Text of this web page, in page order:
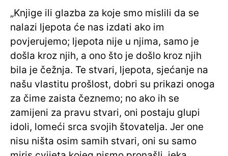
„Knjige ili glazba za koje smo mislili da se
nalazi ljepota će nas izdati ako im
povjerujemo; ljepota nije u njima, samo je
došla kroz njih, a ono što je došlo kroz njih
bila je čežnja. Te stvari, ljepota, sjećanje na
našu vlastitu prošlost, dobri su prikazi onoga
za čime zaista čeznemo; no ako ih se
zamijeni za pravu stvari, oni postaju glupi
idoli, lomeći srca svojih štovatelja. Jer one
nisu ništa osim samih stvari, oni su samo